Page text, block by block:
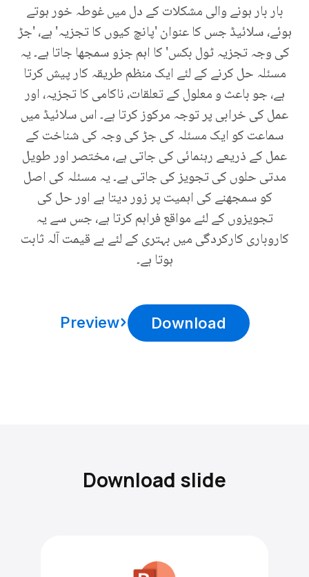
بار بار ہونے والی مشکلات کے دل میں غوطہ خور ہوتے
ہوئے، سلائیڈ جس کا عنوان 'پانچ کیوں کا تجزیہ' ہے، 'جڑ
کی وجہ تجزیہ ٹول بکس' کا اہم جزو سمجھا جاتا ہے۔ یہ
مسئلہ حل کرنے کے لئے ایک منظم طریقہ کار پیش کرتا
ہے، جو باعث و معلول کے تعلقات، ناکامی کا تجزیہ، اور
عمل کی خرابی پر توجہ مرکوز کرتا ہے۔ اس سلائیڈ میں
سماعت کو ایک مسئلہ کی جڑ کی وجہ کی شناخت کے
عمل کے ذریعے رہنمائی کی جاتی ہے، مختصر اور طویل
مدتی حلوں کی تجویز کی جاتی ہے۔ یہ مسئلہ کی اصل
کو سمجھنے کی اہمیت پر زور دیتا ہے اور حل کی
تجویزوں کے لئے مواقع فراہم کرتا ہے، جس سے یہ
کاروباری کارکردگی میں بہتری کے لئے بے قیمت آلہ ثابت
ہوتا ہے۔
Download
Preview
Download slide